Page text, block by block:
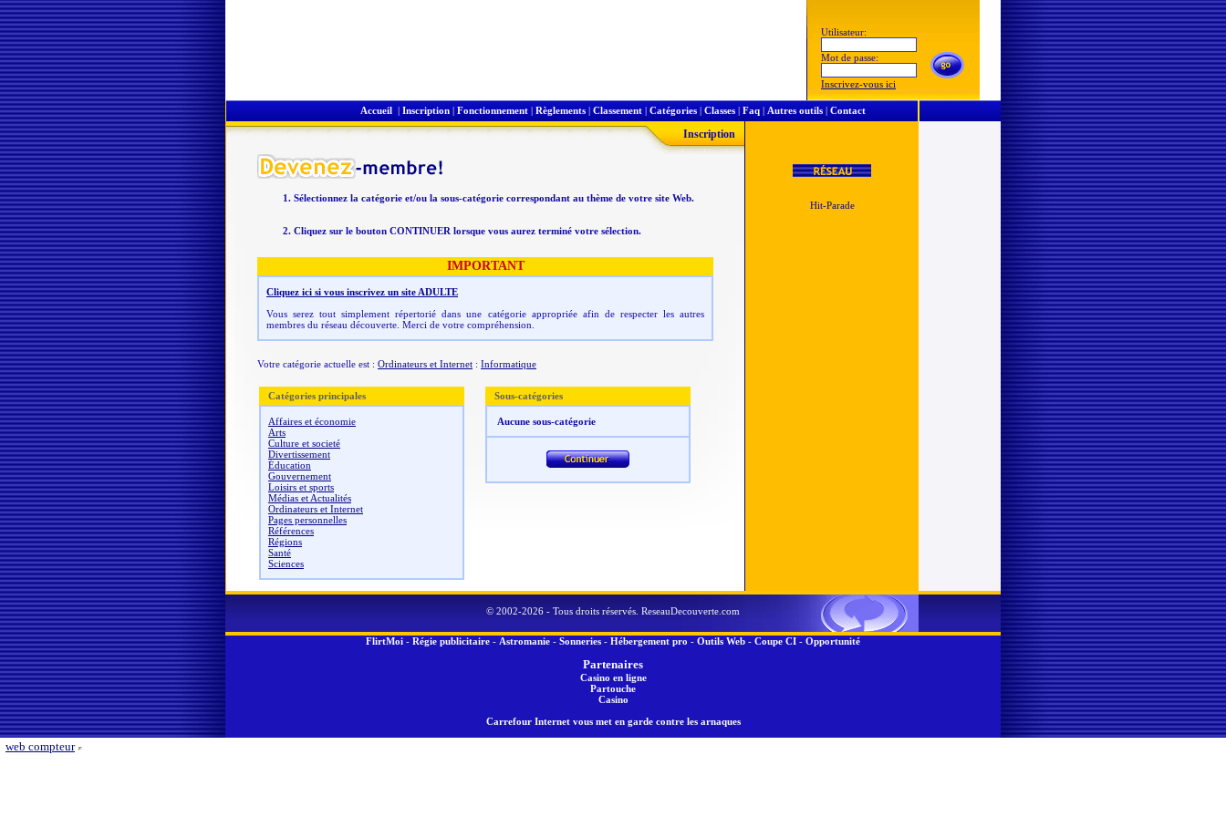
Utilisateur:
Mot de passe:
Inscrivez-vous ici
Accueil | Inscription | Fonctionnement | Règlements | Classement | Catégories | Classes | Faq | Autres outils | Contact
Inscription
Sélectionnez la catégorie et/ou la sous-catégorie correspondant au thème de votre site Web.
Cliquez sur le bouton CONTINUER lorsque vous aurez terminé votre sélection.
IMPORTANT
Cliquez ici si vous inscrivez un site ADULTE
Vous serez tout simplement répertorié dans une catégorie appropriée afin de respecter les autres
membres du réseau découverte. Merci de votre compréhension.
Votre catégorie actuelle est : Ordinateurs et Internet : Informatique
Catégories principales
Affaires et économie
Arts
Culture et societé
Divertissement
Éducation
Gouvernement
Loisirs et sports
Médias et Actualités
Ordinateurs et Internet
Pages personnelles
Références
Régions
Santé
Sciences
Sous-catégories
Aucune sous-catégorie
© 2002-2026 - Tous droits réservés. ReseauDecouverte.com
FlirtMoi - Régie publicitaire - Astromanie - Sonneries - Hébergement pro - Outils Web - Coupe CI - Opportunité
Partenaires
Casino en ligne
Partouche
Casino
Carrefour Internet vous met en garde contre les arnaques
web compteur